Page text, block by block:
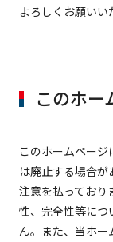
よろしくお願いい
このホー
このホームペー
は廃止する場合
注意を払っており
性、完全性等につ
ん。また、当ホー